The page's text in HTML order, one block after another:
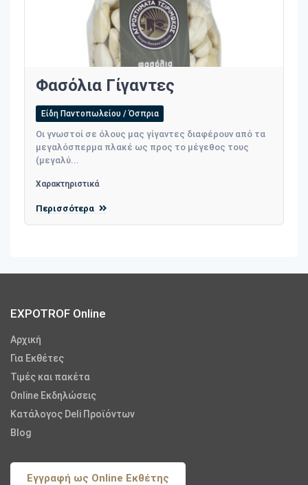
Φασόλια Γίγαντες
Είδη Παντοπωλείου / Όσπρια
Οι γνωστοί σε όλους μας γίγαντες διαφέρουν από τα
μεγαλόσπερμα πλακέ ως προς το μέγεθος τους
(μεγαλύ...
Χαρακτηριστικά
Περισσότερα
EXPOTROF Online
Αρχική
Για Εκθέτες
Τιμές και πακέτα
Online Εκδηλώσεις
Κατάλογος Deli Προϊόντων
Blog
Εγγραφή ως Online Εκθέτης